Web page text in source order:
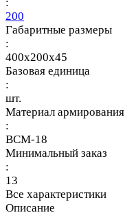
200
Габаритные размеры
:
400x200x45
Базовая единица
:
шт.
Материал армирования
:
ВСМ-18
Минимальный заказ
:
13
Все характеристики
Описание